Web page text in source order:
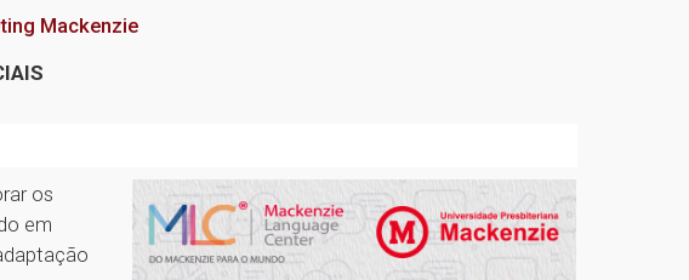
Mackenzie
os
em